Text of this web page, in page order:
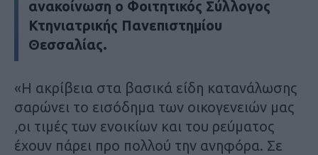
ανακοίνωση ο Φοιτητικός Σύλλογος
Κτηνιατρικής Πανεπιστημίου
Θεσσαλίας.
«Η ακρίβεια στα βασικά είδη κατανάλωσης
σαρώνει το εισόδημα των οικογενειών μας
,οι τιμές των ενοικίων και του ρεύματος
έχουν πάρει προ πολλού την ανηφόρα. Σε